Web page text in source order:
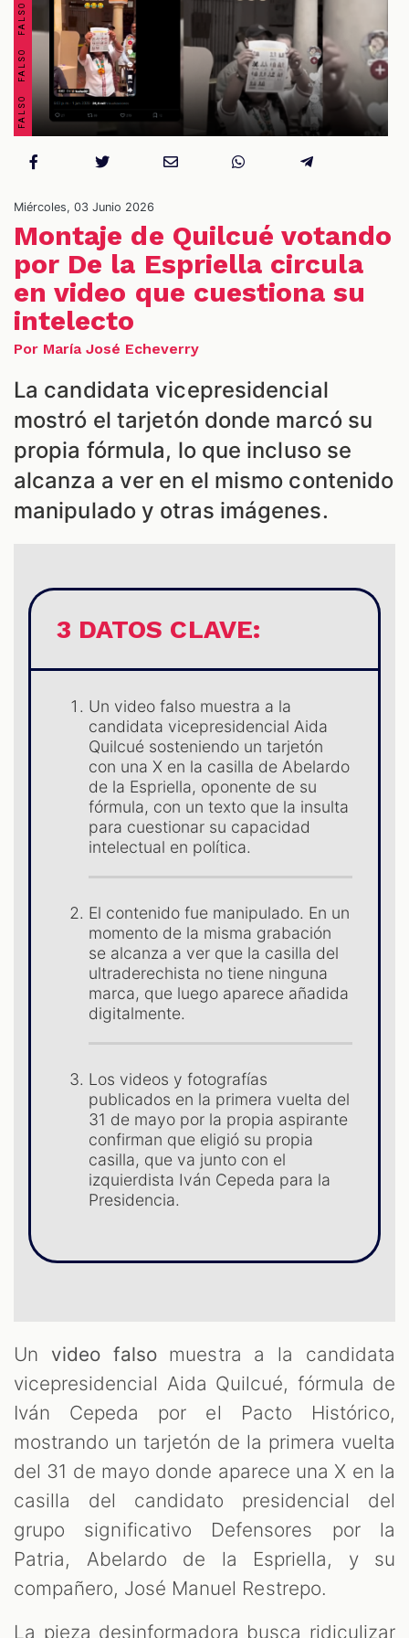
Miércoles, 03 Junio 2026
Montaje de Quilcué votando
por De la Espriella circula
en video que cuestiona su
intelecto
Por María José Echeverry
La candidata vicepresidencial
mostró el tarjetón donde marcó su
propia fórmula, lo que incluso se
alcanza a ver en el mismo contenido
manipulado y otras imágenes.
3 DATOS CLAVE:
Un video falso muestra a la
candidata vicepresidencial Aida
Quilcué sosteniendo un tarjetón
con una X en la casilla de Abelardo
de la Espriella, oponente de su
fórmula, con un texto que la insulta
para cuestionar su capacidad
intelectual en política.
El contenido fue manipulado. En un
momento de la misma grabación
se alcanza a ver que la casilla del
ultraderechista no tiene ninguna
marca, que luego aparece añadida
digitalmente.
Los videos y fotografías
publicados en la primera vuelta del
31 de mayo por la propia aspirante
confirman que eligió su propia
casilla, que va junto con el
izquierdista Iván Cepeda para la
Presidencia.
Un video falsomuestra a la candidata
vicepresidencial Aida Quilcué, fórmula de
Iván Cepeda por el Pacto Histórico,
mostrando un tarjetón de la primera vuelta
del 31 de mayo donde aparece una X en la
casilla del candidato presidencial del
grupo significativo Defensores por la
Patria, Abelardo de la Espriella, y su
compañero, José Manuel Restrepo.
La pieza desinformadora busca ridiculizar